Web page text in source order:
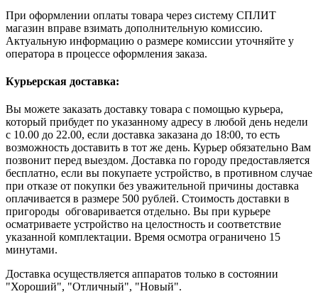
При оформлении оплаты товара через систему СПЛИТ
магазин вправе взимать дополнительную комиссию.
Актуальную информацию о размере комиссии уточняйте у
оператора в процессе оформления заказа.
Курьерская доставка:
Вы можете заказать доставку товара с помощью курьера,
который прибудет по указанному адресу в любой день недели
с 10.00 до 22.00, если доставка заказана до 18:00, то есть
возможность доставить в тот же день. Курьер обязательно Вам
позвонит перед выездом. Доставка по городу предоставляется
бесплатно, если вы покупаете устройство, в противном случае
при отказе от покупки без уважительной причины доставка
оплачивается в размере 500 рублей. Стоимость доставки в
пригороды обговаривается отдельно. Вы при курьере
осматриваете устройство на целостность и соответствие
указанной комплектации. Время осмотра ограничено 15
минутами.
Доставка осуществляется аппаратов только в состоянии
"Хороший", "Отличный", "Новый".